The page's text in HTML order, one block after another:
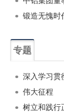
专题
深入学习贯
伟大征程
树立和践行